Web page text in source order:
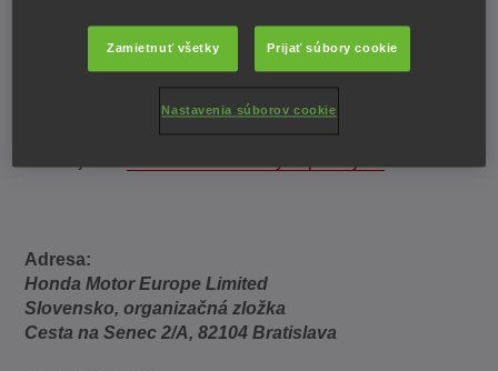
Tel. č.: +421 232 131 111
NÁHRADNÉ DIELY
Ohľadom požiadaviek na náhradné diely
Adresa:
Honda Motor Europe Limited
Slovensko, organizačná zložka
Cesta na Senec 2/A, 82104 Bratislava
Zamietnuť všetky Prijať súbory cookie
Nastavenia súborov cookie